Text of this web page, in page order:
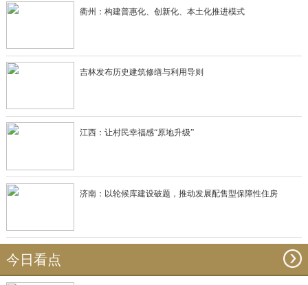
衢州：构建普惠化、创新化、本土化推进模式
吉林发布历史建筑修缮与利用导则
江西：让村民幸福感“原地升级”
济南：以轮候库建设破题，推动发展配售型保障性住房
今日看点